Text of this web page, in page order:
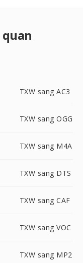
TXW sang AC3
TXW sang OGG
TXW sang M4A
TXW sang DTS
TXW sang CAF
TXW sang VOC
TXW sang MP2